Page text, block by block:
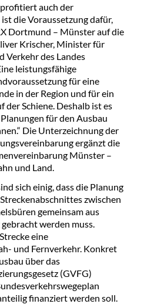
auch der
die Voraussetzung dafür,
Dortmund – Münster auf die
Krischer, Minister für
Verkehr des Landes
leistungsfähige
für eine
in der Region und für ein
Schiene. Deshalb ist es
für den Ausbau
Die Unterzeichnung der
ergänzt die
Münster –
und Land.
sich einig, dass die Planung
zwischen
gemeinsam aus
werden muss.
eine
und Fernverkehr. Konkret
über das
(GVFG)
finanziert werden soll.